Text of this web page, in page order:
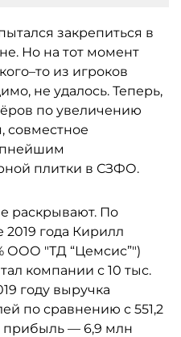
закрепиться в
Но на тот момент
из игроков
не удалось. Теперь,
по увеличению
совместное
плитки в СЗФО.
раскрывают. По
года Кирилл
ООО "ТД “Цемсис”")
компании с 10 тыс.
году выручка
по сравнению с 551,2
прибыль — 6,9 млн